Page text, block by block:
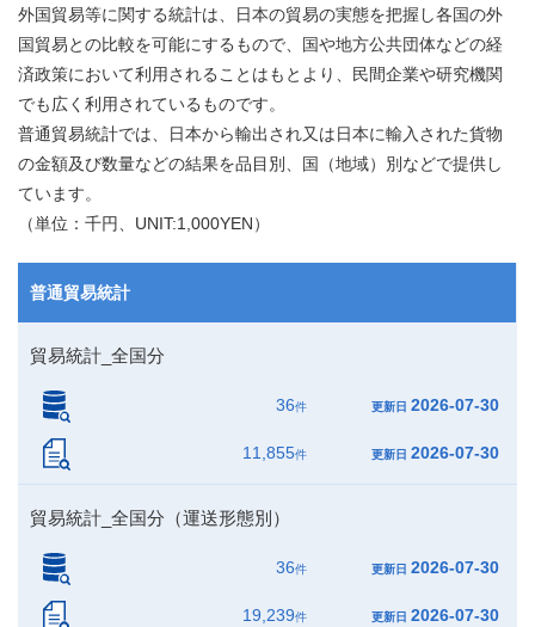
外国貿易等に関する統計は、日本の貿易の実態を把握し各国の外
国貿易との比較を可能にするもので、国や地方公共団体などの経
済政策において利用されることはもとより、民間企業や研究機関
でも広く利用されているものです。
普通貿易統計では、日本から輸出され又は日本に輸入された貨物
の金額及び数量などの結果を品目別、国（地域）別などで提供し
ています。
（単位：千円、UNIT:1,000YEN）
普通貿易統計
貿易統計_全国分
36件 更新日 2026-07-30
11,855件 更新日 2026-07-30
貿易統計_全国分（運送形態別）
36件 更新日 2026-07-30
19,239件 更新日 2026-07-30